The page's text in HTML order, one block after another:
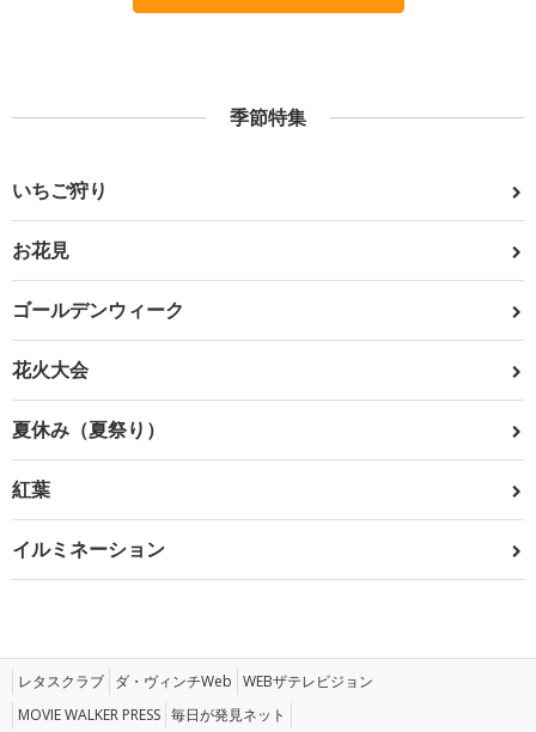
季節特集
いちご狩り
お花見
ゴールデンウィーク
花火大会
夏休み（夏祭り）
紅葉
イルミネーション
レタスクラブ ダ・ヴィンチWeb WEBザテレビジョン
MOVIE WALKER PRESS 毎日が発見ネット